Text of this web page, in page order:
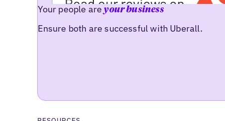
Your people areyour business
Ensure both are successful with Uberall.